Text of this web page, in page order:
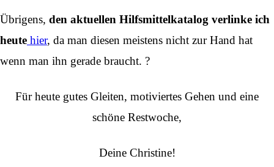
Übrigens, den aktuellen Hilfsmittelkatalog verlinke ich
heute hier, da man diesen meistens nicht zur Hand hat
wenn man ihn gerade braucht. ?
Für heute gutes Gleiten, motiviertes Gehen und eine
schöne Restwoche,
Deine Christine!